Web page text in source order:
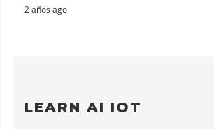
2 años ago
LEARN AI IOT